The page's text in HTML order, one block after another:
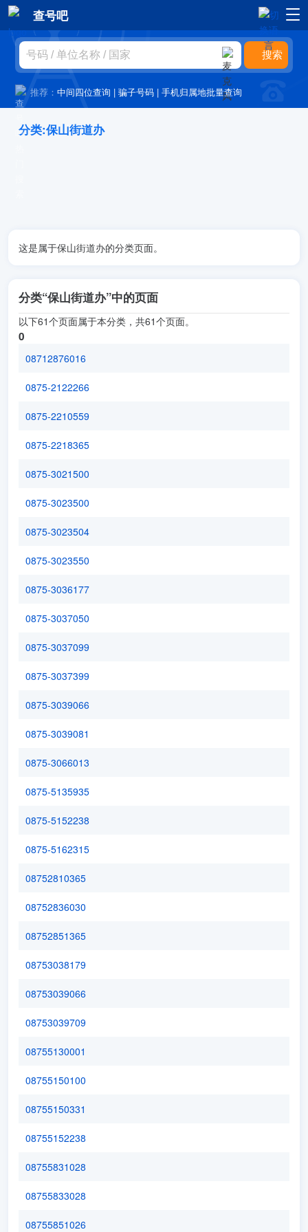
查号吧
推荐：中间四位查询 |骗子号码 |手机归属地批量查询
分类:保山街道办
这是属于保山街道办的分类页面。
分类“保山街道办”中的页面
以下61个页面属于本分类，共61个页面。
0
08712876016
0875-2122266
0875-2210559
0875-2218365
0875-3021500
0875-3023500
0875-3023504
0875-3023550
0875-3036177
0875-3037050
0875-3037099
0875-3037399
0875-3039066
0875-3039081
0875-3066013
0875-5135935
0875-5152238
0875-5162315
08752810365
08752836030
08752851365
08753038179
08753039066
08753039709
08755130001
08755150100
08755150331
08755152238
08755831028
08755833028
08755851026